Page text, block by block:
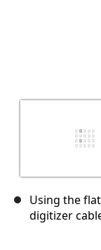
Using the
digitizer